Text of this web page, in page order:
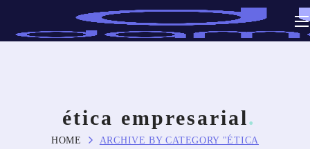
ética empresarial
HOME
ARCHIVE BY CATEGORY "ÉTICA